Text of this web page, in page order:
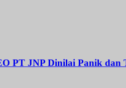
PT JNP Dinilai Panik dan